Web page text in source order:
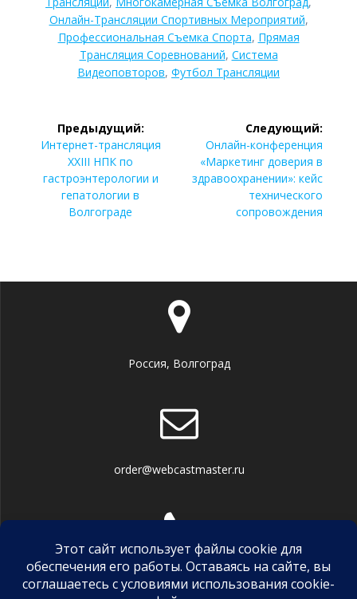
Онлайн-Трансляции Спортивных Мероприятий,
Профессиональная Съемка Спорта, Прямая
Трансляция Соревнований, Система
Видеоповторов, Футбол Трансляции
Навигация
по
записям
Предыдущий:
Предыдущая
запись:
Интернет-трансляция
XXIII НПК по
гастроэнтерологии и
гепатологии в
Волгограде
Следующий:
Следующая
запись:
Онлайн-конференция
«Маркетинг доверия в
здравоохранении»: кейс
технического
сопровождения
Россия, Волгоград
order@webcastmaster.ru
Телефон, WhatsApp, Viber
+7 (927) 523 0383